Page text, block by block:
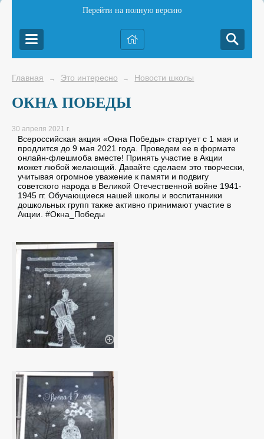
Перейти на полную версию
Главная → Это интересно → Новости школы
ОКНА ПОБЕДЫ
30 апреля 2021 г.
Всероссийская акция «Окна Победы» стартует с 1 мая и
продлится до 9 мая 2021 года. Проведем ее в формате
онлайн-флешмоба вместе! Принять участие в Акции
может любой желающий. Давайте сделаем это творчески,
учитывая огромное уважение к памяти и подвигу
советского народа в Великой Отечественной войне 1941-
1945 гг. Обучающиеся нашей школы и воспитанники
дошкольных групп также активно принимают участие в
Акции. #Окна_Победы